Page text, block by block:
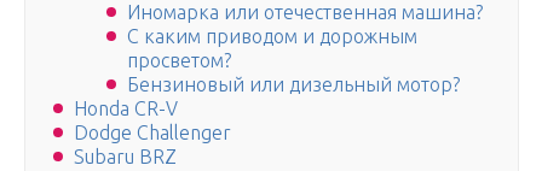
Иномарка или отечественная машина?
С каким приводом и дорожным
просветом?
Бензиновый или дизельный мотор?
Honda CR-V
Dodge Challenger
Subaru BRZ